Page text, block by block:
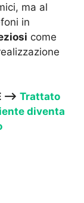
ma al
in
come
> Trattato
diventa